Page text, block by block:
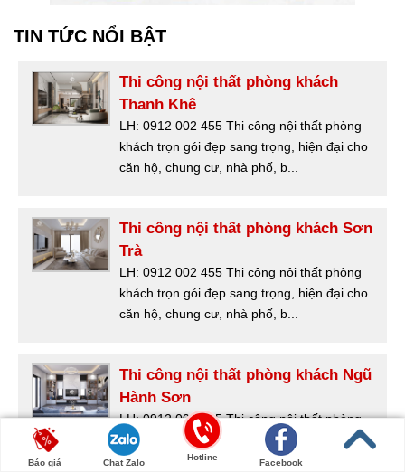
Báo giá Chat Zalo
Hotline
Facebook
TIN TỨC NỔI BẬT
Thi công nội thất phòng khách
Thanh Khê
LH: 0912 002 455 Thi công nội thất phòng
khách trọn gói đẹp sang trọng, hiện đại cho
căn hộ, chung cư, nhà phố, b...
Thi công nội thất phòng khách Sơn
Trà
LH: 0912 002 455 Thi công nội thất phòng
khách trọn gói đẹp sang trọng, hiện đại cho
căn hộ, chung cư, nhà phố, b...
Thi công nội thất phòng khách Ngũ
Hành Sơn
LH: 0912 002 455 Thi công nội thất phòng
khách trọn gói đẹp sang trọng, hiện đại cho
căn hộ, chung cư, nhà phố, b...